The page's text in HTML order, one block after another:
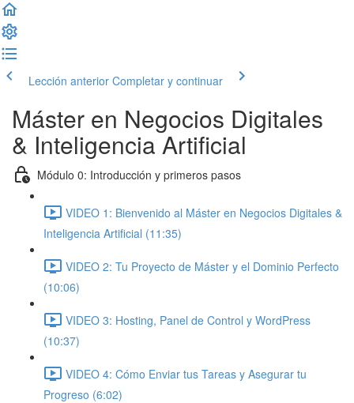
Lección anterior Completar y continuar
Máster en Negocios Digitales
& Inteligencia Artificial
Módulo 0: Introducción y primeros pasos
VIDEO 1: Bienvenido al Máster en Negocios Digitales &
Inteligencia Artificial (11:35)
VIDEO 2: Tu Proyecto de Máster y el Dominio Perfecto
(10:06)
VIDEO 3: Hosting, Panel de Control y WordPress
(10:37)
VIDEO 4: Cómo Enviar tus Tareas y Asegurar tu
Progreso (6:02)